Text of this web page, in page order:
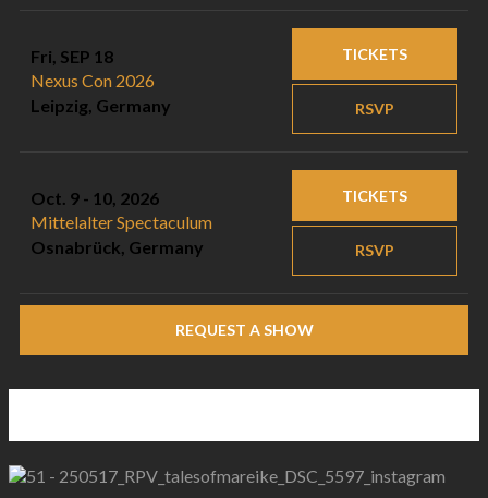
Fri, SEP 18
Nexus Con 2026
Leipzig, Germany
RSVP
TICKETS
Oct. 9 - 10, 2026
Mittelalter Spectaculum
Osnabrück, Germany
RSVP
TICKETS
REQUEST A SHOW